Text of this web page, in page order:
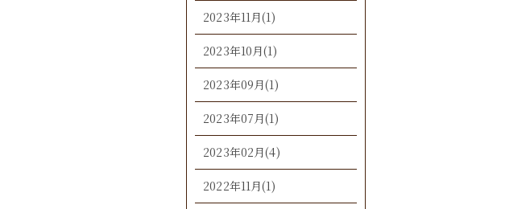
2023年11月(1)
2023年10月(1)
2023年09月(1)
2023年07月(1)
2023年02月(4)
2022年11月(1)